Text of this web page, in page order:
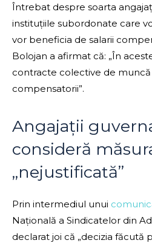
Întrebat despre soarta
instituțiile subordonate care
vor beneficia de salarii
Bolojan a afirmat că: „În
contracte colective de
compensatorii”.
Angajații
consideră
„nejustificată”
Prin intermediul unui
Națională a Sindicatelor din
declarat joi că „decizia făcută